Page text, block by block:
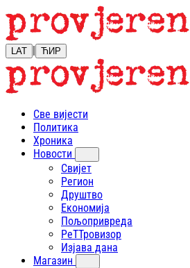
LAT | ЋИР
Све вијести
Политика
Хроника
Новости
Свијет
Регион
Друштво
Економија
Пољопривреда
РеТТровизор
Изјава дана
Магазин